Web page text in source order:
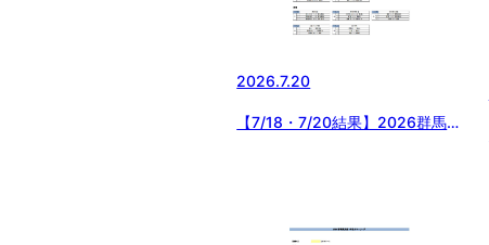
2026.7.20
【7/18・7/20結果】2026群馬県